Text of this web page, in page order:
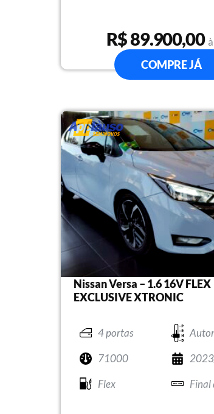
R$ 89.900,00
COMPRE JÁ
Nissan Versa – 1.6 16V FLEX
EXCLUSIVE XTRONIC
4 portas
71000
Flex